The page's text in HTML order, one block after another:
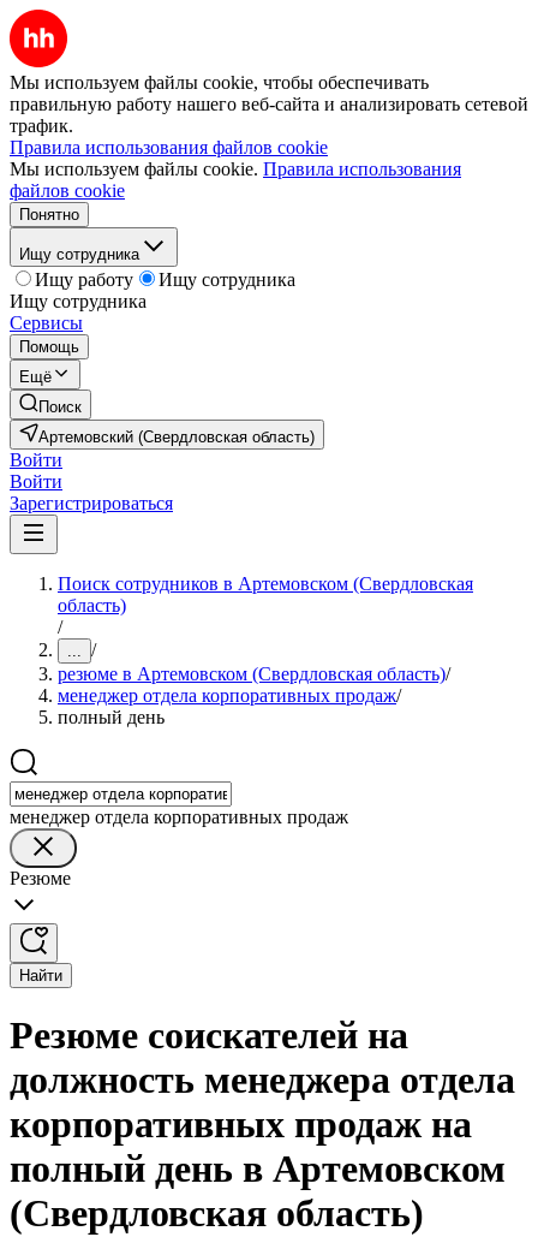
Мы используем файлы cookie, чтобы обеспечивать
правильную работу нашего веб-сайта и анализировать сетевой
трафик.
Правила использования файлов cookie
Мы используем файлы cookie. Правила использования
файлов cookie
Понятно
Ищу сотрудника
Ищу работу
Ищу сотрудника
Ищу сотрудника
Сервисы
Помощь
Ещё
Поиск
Артемовский (Свердловская область)
Войти
Войти
Зарегистрироваться
Поиск сотрудников в Артемовском (Свердловская
область)
/
... /
резюме в Артемовском (Свердловская область)/
менеджер отдела корпоративных продаж/
полный день
менеджер отдела корпоративных продаж
Резюме
Найти
Резюме соискателей на
должность менеджера отдела
корпоративных продаж на
полный день в Артемовском
(Свердловская область)